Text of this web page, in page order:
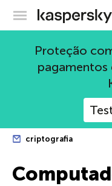
Proteção
pagamentos
criptografia